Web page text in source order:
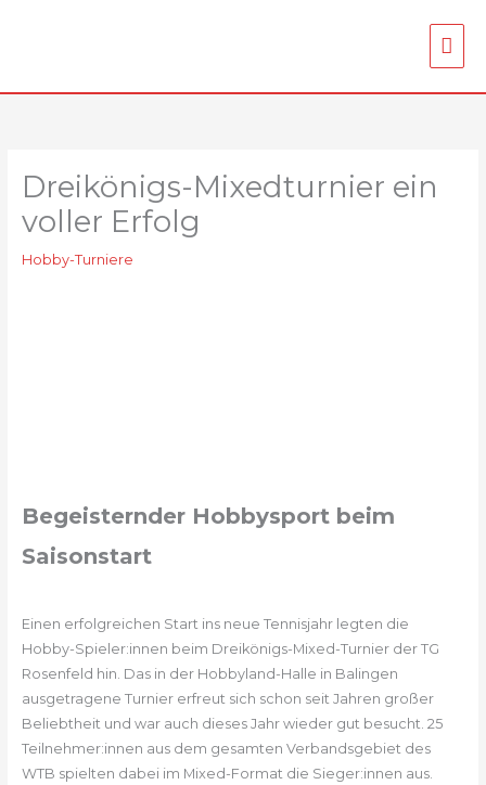
Dreikönigs-Mixedturnier ein
voller Erfolg
Hobby-Turniere
Begeisternder Hobbysport beim
Saisonstart
Einen erfolgreichen Start ins neue Tennisjahr legten die
Hobby-Spieler:innen beim Dreikönigs-Mixed-Turnier der TG
Rosenfeld hin. Das in der Hobbyland-Halle in Balingen
ausgetragene Turnier erfreut sich schon seit Jahren großer
Beliebtheit und war auch dieses Jahr wieder gut besucht. 25
Teilnehmer:innen aus dem gesamten Verbandsgebiet des
WTB spielten dabei im Mixed-Format die Sieger:innen aus.